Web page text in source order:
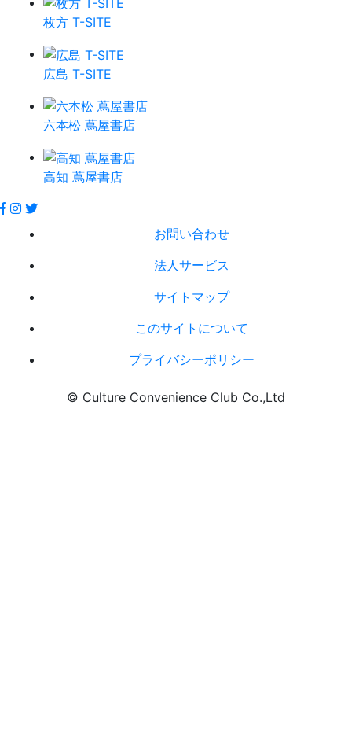
枚方 T-SITE
広島 T-SITE
六本松 蔦屋書店
高知 蔦屋書店
お問い合わせ
法人サービス
サイトマップ
このサイトについて
プライバシーポリシー
© Culture Convenience Club Co.,Ltd